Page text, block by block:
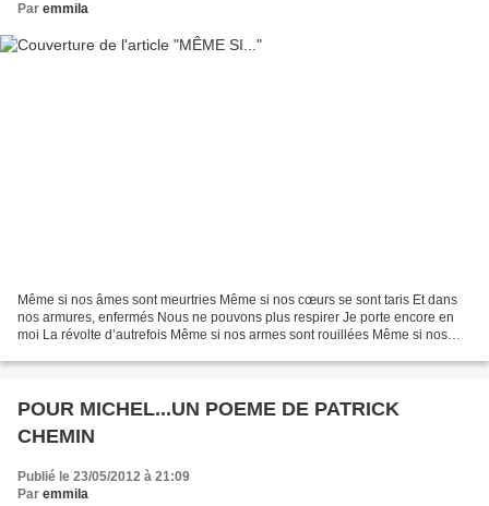
Par emmila
Même si nos âmes sont meurtries Même si nos cœurs se sont taris Et dans
nos armures, enfermés Nous ne pouvons plus respirer Je porte encore en
moi La révolte d’autrefois Même si nos armes sont rouillées Même si nos
POUR MICHEL...UN POEME DE PATRICK
CHEMIN
Publié le 23/05/2012 à 21:09
Par emmila